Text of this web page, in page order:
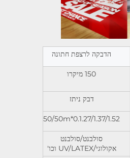
הדבקה לרצפת חתונה
150 מיקרו
דבק ניתז
0.1.27/1.37/1.52*50/50m
סולבנט/סולבנט
אקולוגי/UV/LATEX וכו'